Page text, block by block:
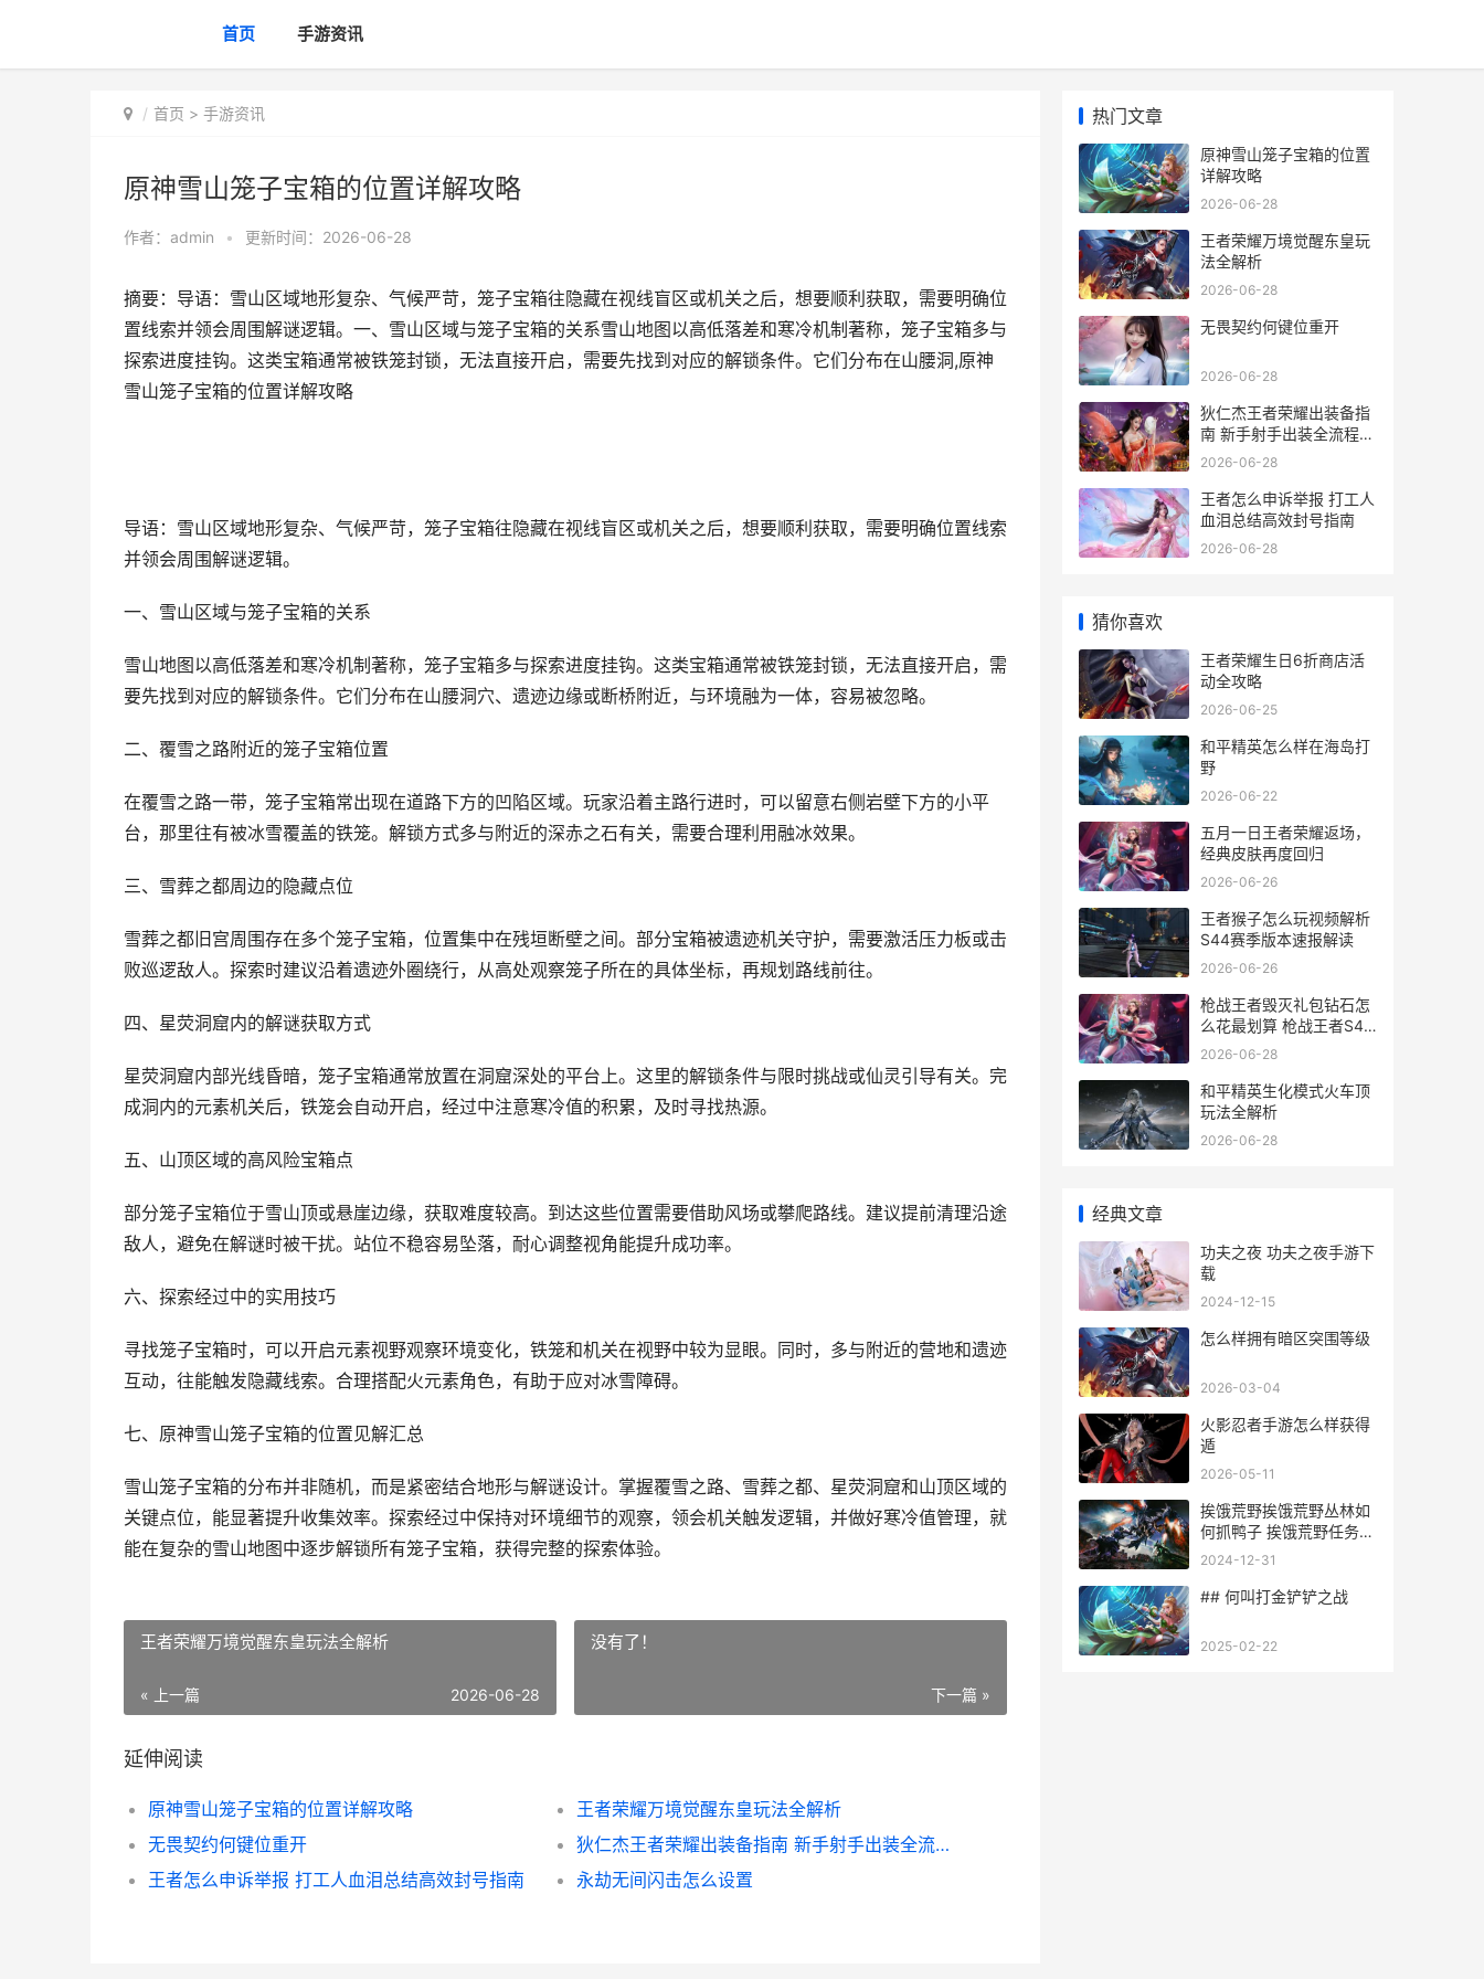
首页 手游资讯
首页 > 手游资讯
原神雪山笼子宝箱的位置详解攻略
作者： admin • 更新时间：2026-06-28
摘要：导语：雪山区域地形复杂、气候严苛，笼子宝箱往隐藏在视线盲区或机关之后，想要顺利获取，需要明确位
置线索并领会周围解谜逻辑。一、雪山区域与笼子宝箱的关系雪山地图以高低落差和寒冷机制著称，笼子宝箱多与
探索进度挂钩。这类宝箱通常被铁笼封锁，无法直接开启，需要先找到对应的解锁条件。它们分布在山腰洞,原神
雪山笼子宝箱的位置详解攻略
导语：雪山区域地形复杂、气候严苛，笼子宝箱往隐藏在视线盲区或机关之后，想要顺利获取，需要明确位置线索
并领会周围解谜逻辑。
一、雪山区域与笼子宝箱的关系
雪山地图以高低落差和寒冷机制著称，笼子宝箱多与探索进度挂钩。这类宝箱通常被铁笼封锁，无法直接开启，需
要先找到对应的解锁条件。它们分布在山腰洞穴、遗迹边缘或断桥附近，与环境融为一体，容易被忽略。
二、覆雪之路附近的笼子宝箱位置
在覆雪之路一带，笼子宝箱常出现在道路下方的凹陷区域。玩家沿着主路行进时，可以留意右侧岩壁下方的小平
台，那里往有被冰雪覆盖的铁笼。解锁方式多与附近的深赤之石有关，需要合理利用融冰效果。
三、雪葬之都周边的隐藏点位
雪葬之都旧宫周围存在多个笼子宝箱，位置集中在残垣断壁之间。部分宝箱被遗迹机关守护，需要激活压力板或击
败巡逻敌人。探索时建议沿着遗迹外圈绕行，从高处观察笼子所在的具体坐标，再规划路线前往。
四、星荧洞窟内的解谜获取方式
星荧洞窟内部光线昏暗，笼子宝箱通常放置在洞窟深处的平台上。这里的解锁条件与限时挑战或仙灵引导有关。完
成洞内的元素机关后，铁笼会自动开启，经过中注意寒冷值的积累，及时寻找热源。
五、山顶区域的高风险宝箱点
部分笼子宝箱位于雪山顶或悬崖边缘，获取难度较高。到达这些位置需要借助风场或攀爬路线。建议提前清理沿途
敌人，避免在解谜时被干扰。站位不稳容易坠落，耐心调整视角能提升成功率。
六、探索经过中的实用技巧
寻找笼子宝箱时，可以开启元素视野观察环境变化，铁笼和机关在视野中较为显眼。同时，多与附近的营地和遗迹
互动，往能触发隐藏线索。合理搭配火元素角色，有助于应对冰雪障碍。
七、原神雪山笼子宝箱的位置见解汇总
雪山笼子宝箱的分布并非随机，而是紧密结合地形与解谜设计。掌握覆雪之路、雪葬之都、星荧洞窟和山顶区域的
关键点位，能显著提升收集效率。探索经过中保持对环境细节的观察，领会机关触发逻辑，并做好寒冷值管理，就
能在复杂的雪山地图中逐步解锁所有笼子宝箱，获得完整的探索体验。
王者荣耀万境觉醒东皇玩法全解析
« 上一篇 2026-06-28
没有了！
下一篇 »
延伸阅读
原神雪山笼子宝箱的位置详解攻略
王者荣耀万境觉醒东皇玩法全解析
无畏契约何键位重开
狄仁杰王者荣耀出装备指南 新手射手出装全流程教学
王者怎么申诉举报 打工人血泪总结高效封号指南
永劫无间闪击怎么设置
热门文章
原神雪山笼子宝箱的位置
详解攻略
2026-06-28
王者荣耀万境觉醒东皇玩
法全解析
2026-06-28
无畏契约何键位重开
2026-06-28
狄仁杰王者荣耀出装备指
南 新手射手出装全流程教
学
2026-06-28
王者怎么申诉举报 打工人
血泪总结高效封号指南
2026-06-28
猜你喜欢
王者荣耀生日6折商店活
动全攻略
2026-06-25
和平精英怎么样在海岛打
野
2026-06-22
五月一日王者荣耀返场，
经典皮肤再度回归
2026-06-26
王者猴子怎么玩视频解析
S44赛季版本速报解读
2026-06-26
枪战王者毁灭礼包钻石怎
么花最划算 枪战王者S44
新手必看攻略
2026-06-28
和平精英生化模式火车顶
玩法全解析
2026-06-28
经典文章
功夫之夜 功夫之夜手游下
载
2024-12-15
怎么样拥有暗区突围等级
2026-03-04
火影忍者手游怎么样获得
遁
2026-05-11
挨饿荒野挨饿荒野丛林如
何抓鸭子 挨饿荒野任务怎
么过
2024-12-31
## 何叫打金铲铲之战
2025-02-22